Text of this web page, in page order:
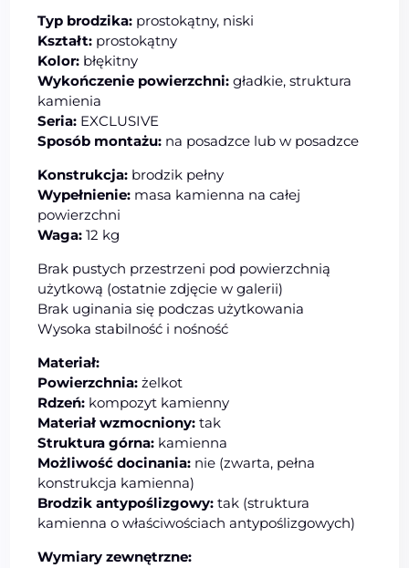
Typ brodzika: prostokątny, niski
Kształt: prostokątny
Kolor: błękitny
Wykończenie powierzchni: gładkie, struktura
kamienia
Seria: EXCLUSIVE
Sposób montażu: na posadzce lub w posadzce
Konstrukcja: brodzik pełny
Wypełnienie: masa kamienna na całej
powierzchni
Waga: 12 kg
Brak pustych przestrzeni pod powierzchnią
użytkową (ostatnie zdjęcie w galerii)
Brak uginania się podczas użytkowania
Wysoka stabilność i nośność
Materiał:
Powierzchnia: żelkot
Rdzeń: kompozyt kamienny
Materiał wzmocniony: tak
Struktura górna: kamienna
Możliwość docinania: nie (zwarta, pełna
konstrukcja kamienna)
Brodzik antypoślizgowy: tak (struktura
kamienna o właściwościach antypoślizgowych)
Wymiary zewnętrzne: